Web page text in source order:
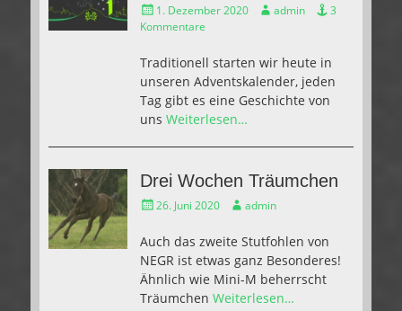
Gepostet
am
1. Dezember 2020 Autoradmin
3
Kommentare
Traditionell starten wir heute in
unseren Adventskalender, jeden
Tag gibt es eine Geschichte von
uns Weiterlesen…
Drei Wochen Träumchen
Gepostet
26. Juni 2020 Autoradmin
Auch das zweite Stutfohlen von
NEGR ist etwas ganz Besonderes!
Ähnlich wie Mini-M beherrscht
Träumchen Weiterlesen…